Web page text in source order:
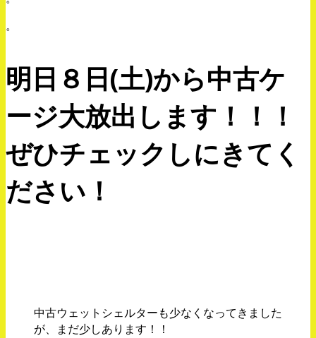
。
明日８日(土)から中古ケ
ージ大放出します！！！
ぜひチェックしにきてく
ださい！
中古ウェットシェルターも少なくなってきました
が、まだ少しあります！！